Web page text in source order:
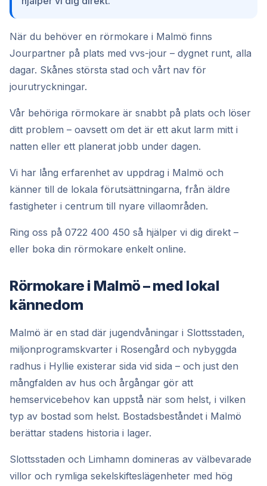
När du behöver en rörmokare i Malmö finns
Jourpartner på plats med vvs-jour – dygnet runt, alla
dagar. Skånes största stad och vårt nav för
jourutryckningar.
Vår behöriga rörmokare är snabbt på plats och löser
ditt problem – oavsett om det är ett akut larm mitt i
natten eller ett planerat jobb under dagen.
Vi har lång erfarenhet av uppdrag i Malmö och
känner till de lokala förutsättningarna, från äldre
fastigheter i centrum till nyare villaområden.
Ring oss på 0722 400 450 så hjälper vi dig direkt –
eller boka din rörmokare enkelt online.
Rörmokare i Malmö – med lokal
kännedom
Malmö är en stad där jugendvåningar i Slottsstaden,
miljonprogramskvarter i Rosengård och nybyggda
radhus i Hyllie existerar sida vid sida – och just den
mångfalden av hus och årgångar gör att
hemservicebehov kan uppstå när som helst, i vilken
typ av bostad som helst. Bostadsbeståndet i Malmö
berättar stadens historia i lager.
Slottsstaden och Limhamn domineras av välbevarade
villor och rymliga sekelskifteslägenheter med hög